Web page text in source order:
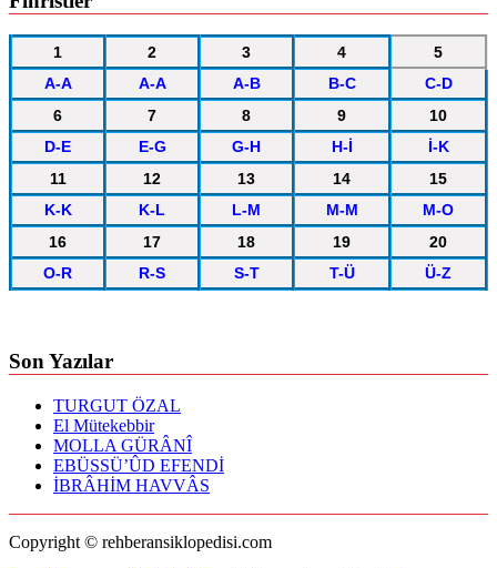
1 2 3 4
5
A-A
A-A A-B B-C
C-D
6
7 8 9
10
D-E
E-G G-H H-İ
İ-K
11
12 13 14
15
K-K
K-L L-M M-M
M-O
16
17 18 19
20
O-R
R-S S-T T-Ü Ü-Z
Son Yazılar
TURGUT ÖZAL
El Mütekebbir
MOLLA GÜRÂNÎ
EBÜSSÜ’ÛD EFENDİ
İBRÂHİM HAVVÂS
Copyright © rehberansiklopedisi.com